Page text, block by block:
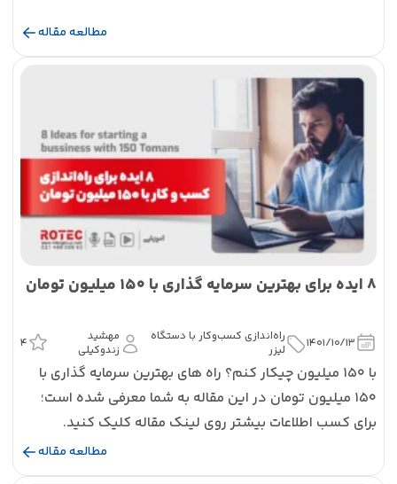
مطالعه مقاله
8 ایده برای بهترین سرمایه گذاری با 150 میلیون تومان
1401/10/13
راه‌اندازی کسب‌و‌کار با دستگاه
لیزر
مهشید
زندوکیلی
4
با 150 میلیون چیکار کنم؟ راه های بهترین سرمایه گذاری با
150 میلیون تومان در این مقاله به شما معرفی شده است؛
برای کسب اطلاعات بیشتر روی لینک مقاله کلیک کنید.
مطالعه مقاله